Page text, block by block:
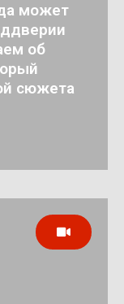
может
об
сюжета